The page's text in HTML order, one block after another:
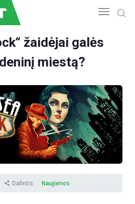
žaidėjai galės
miestą?
Dalintis Naujienos